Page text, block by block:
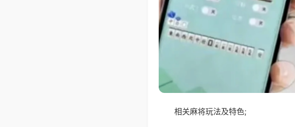
相关麻将玩法及特色;